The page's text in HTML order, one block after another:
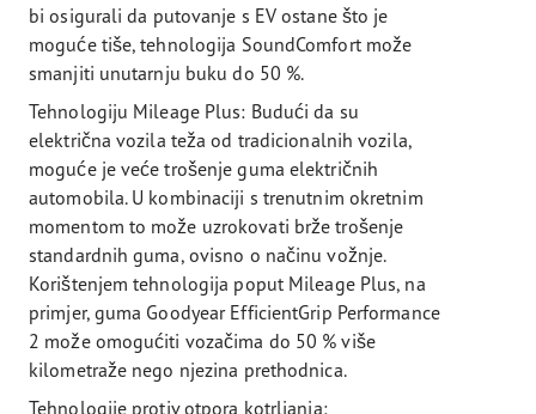
bi osigurali da putovanje s EV ostane što je
moguće tiše, tehnologija SoundComfort može
smanjiti unutarnju buku do 50 %.
Tehnologiju Mileage Plus: Budući da su
električna vozila teža od tradicionalnih vozila,
moguće je veće trošenje guma električnih
automobila. U kombinaciji s trenutnim okretnim
momentom to može uzrokovati brže trošenje
standardnih guma, ovisno o načinu vožnje.
Korištenjem tehnologija poput Mileage Plus, na
primjer, guma Goodyear EfficientGrip Performance
2 može omogućiti vozačima do 50 % više
kilometraže nego njezina prethodnica.
Tehnologije protiv otpora kotrljanja: